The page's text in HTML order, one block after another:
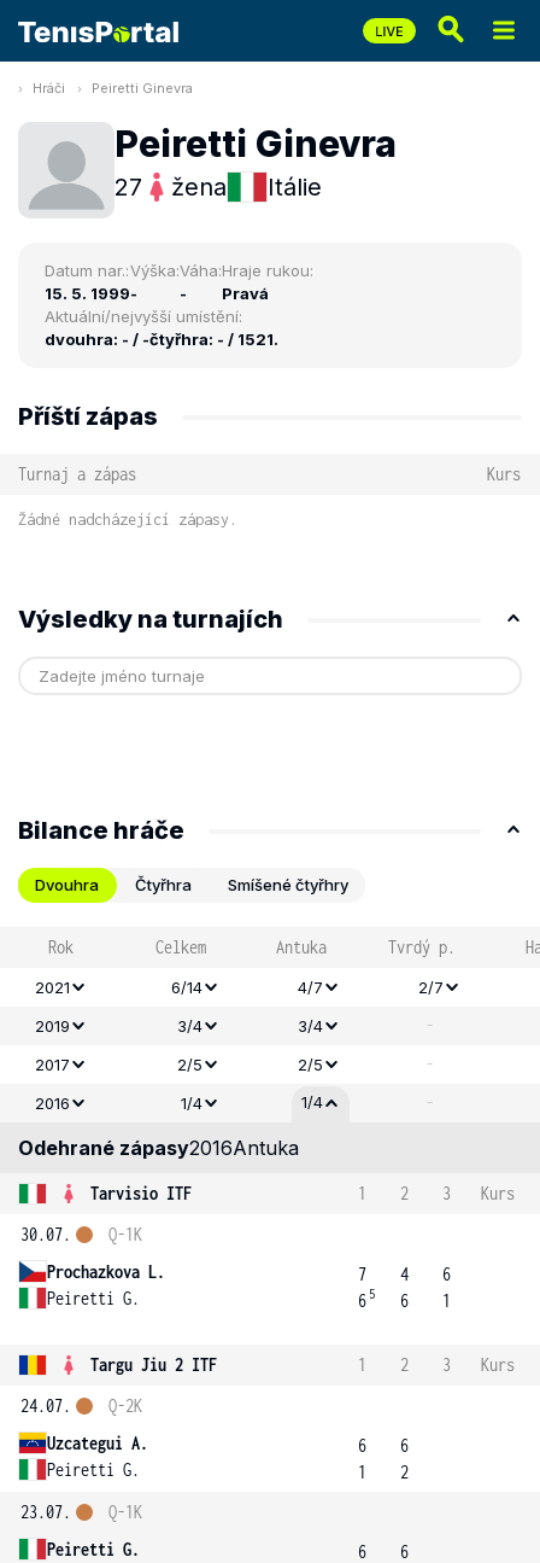
Hráči Peiretti Ginevra
Peiretti Ginevra
27 žena Itálie
Datum nar.:
15. 5. 1999
Výška:
-
Váha:
-
Hraje rukou:
Pravá
Aktuální/nejvyšší umístění:
dvouhra: - / -čtyřhra: - / 1521.
Příští zápas
Turnaj a zápas Kurs
Žádné nadcházející zápasy.
Výsledky na turnajích
Bilance hráče
Dvouhra Čtyřhra Smíšené čtyřhry
Rok Celkem Antuka Tvrdý p.
2021 6/14 4/7
2/7
2019
3/4 3/4 -
2017 2/5 2/5 -
2016 1/4 1/4 -
Odehrané zápasy2016Antuka
Tarvisio ITF 1 2 3
Kurs
30.07.
Prochazkova L.
Peiretti G.
Q-1K
7
6 5
4
6
6
1
Targu Jiu 2 ITF 1 2 3
Kurs
24.07.
Uzcategui A.
Peiretti G.
Q-2K
6
1
6
2
23.07.
Peiretti G.
Q-1K
6
6